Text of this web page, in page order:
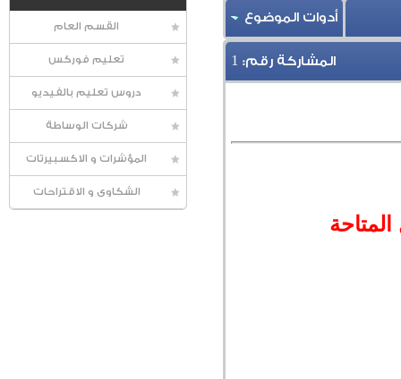
القسم العام
تعليم فوركس
دروس تعليم بالفيديو
شركات الوساطة
المؤشرات و الاكسبيرتات
الشكاوى و الاقتراحات
أدوات الموضوع
المشاركة رقم: 1